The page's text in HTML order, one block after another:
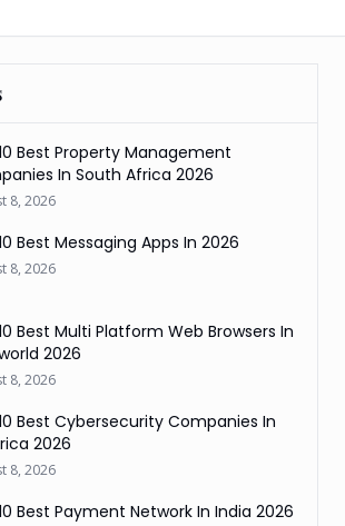
Best Property Management
In South Africa 2026
8, 2026
Best Messaging Apps In 2026
8, 2026
Best Multi Platform Web Browsers In
2026
8, 2026
Best Cybersecurity Companies In
2026
8, 2026
Best Payment Network In India 2026